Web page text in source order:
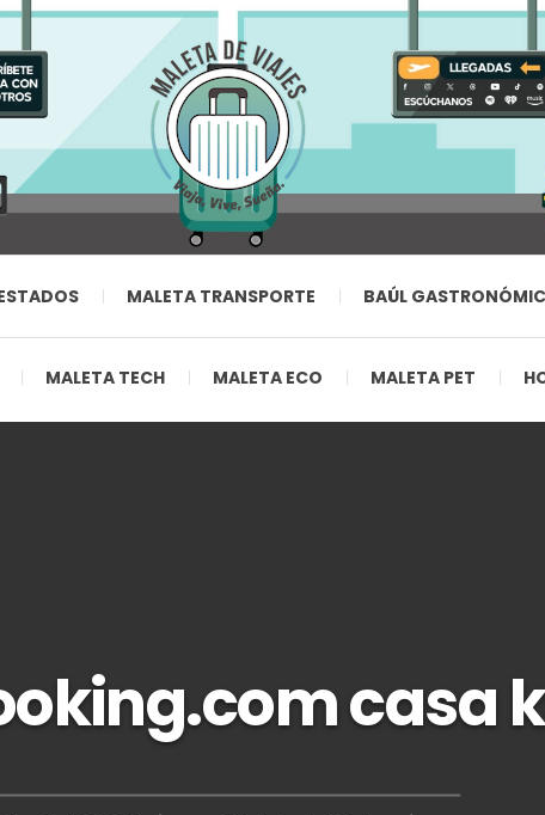
MALETA TRANSPORTE BAÚL
MALETA TECH MALETA ECO MALETA PET
casa